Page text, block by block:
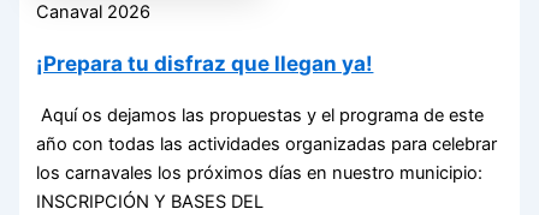
Canaval 2026
¡Prepara tu disfraz que llegan ya!
Aquí os dejamos las propuestas y el programa de este
año con todas las actividades organizadas para celebrar
los carnavales los próximos días en nuestro municipio:
INSCRIPCIÓN Y BASES DEL